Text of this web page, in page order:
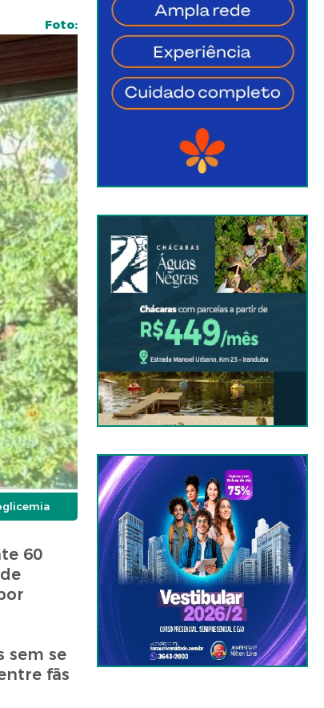
Foto:
60
sem se
fãs